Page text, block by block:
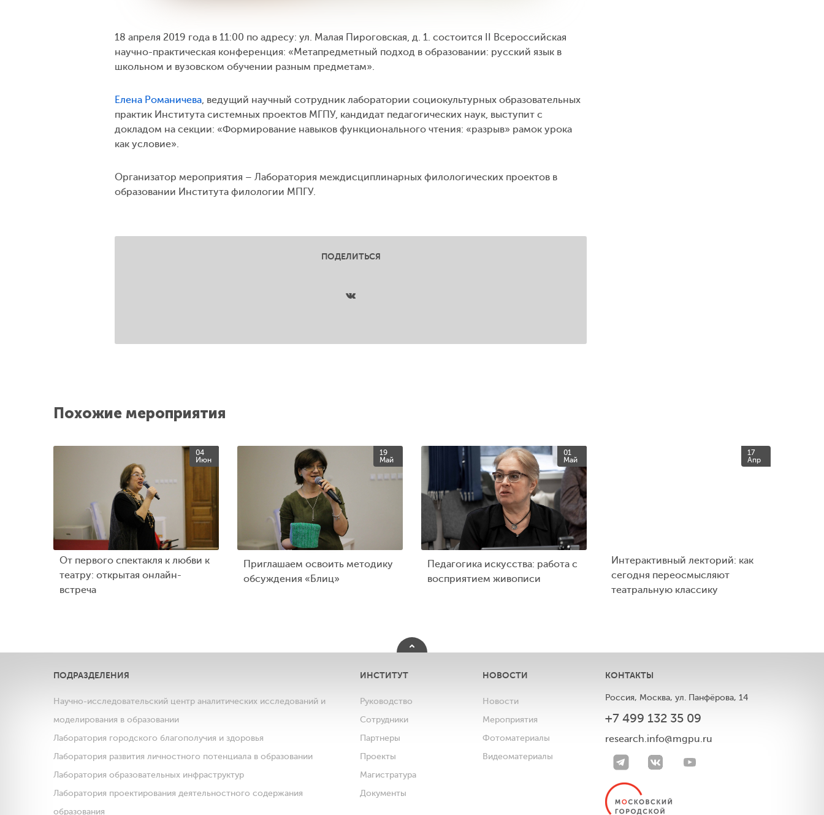
18 апреля 2019 года в 11:00 по адресу: ул. Малая Пироговская, д. 1. состоится II Всероссийская
научно-практическая конференция: «Метапредметный подход в образовании: русский язык в
школьном и вузовском обучении разным предметам».
Елена Романичева , ведущий научный сотрудник лаборатории социокультурных образовательных
практик Института системных проектов МГПУ, кандидат педагогических наук, выступит с
докладом на секции: «Формирование навыков функционального чтения: «разрыв» рамок урока
как условие».
Организатор мероприятия – Лаборатория междисциплинарных филологических проектов в
образовании Института филологии МПГУ.
ПОДЕЛИТЬСЯ
Похожие мероприятия
04
Июн
От первого спектакля к любви к
театру: открытая онлайн-
встреча
19
Май
Приглашаем освоить методику
обсуждения «Блиц»
01
Май
Педагогика искусства: работа с
восприятием живописи
17
Апр
Интерактивный лекторий: как
сегодня переосмысляют
театральную классику
ПОДРАЗДЕЛЕНИЯ
Научно-исследовательский центр аналитических исследований и
моделирования в образовании
Лаборатория городского благополучия и здоровья
Лаборатория развития личностного потенциала в образовании
Лаборатория образовательных инфраструктур
Лаборатория проектирования деятельностного содержания
образования
ИНСТИТУТ
Руководство
Сотрудники
Партнеры
Проекты
Магистратура
Документы
НОВОСТИ
Новости
Мероприятия
Фотоматериалы
Видеоматериалы
КОНТАКТЫ
Россия, Москва, ул. Панфёрова, 14
+7 499 132 35 09
research.info@mgpu.ru